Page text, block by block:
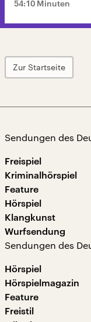
54:10 Minuten
Zur Startseite
Sendungen des
Freispiel
Kriminalhörspiel
Feature
Hörspiel
Klangkunst
Wurfsendung
Sendungen des
Hörspiel
Hörspielmagazin
Feature
Freistil